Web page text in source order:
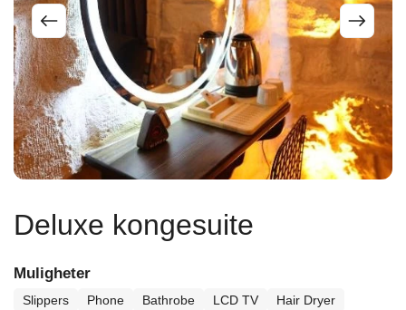
Deluxe kongesuite
Muligheter
Slippers Phone Bathrobe LCD TV
Hair Dryer